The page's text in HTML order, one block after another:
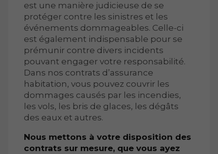
est une manière judicieuse de se
protéger contre les sinistres et les
événements dommageables. Celle-ci
est également indispensable pour se
prémunir contre divers incidents
pouvant engager votre responsabilité.
Dans nos contrats d’assurance
habitation, vous pouvez couvrir les
dommages causés par les incendies,
les vols, les bris de glaces, les dégâts
des eaux et autres.
Nous mettons à votre disposition des
contrats sur mesure, que vous ayez